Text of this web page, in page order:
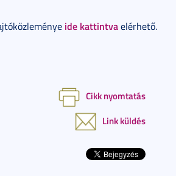
ide kattintvaelérhető.
Cikk nyomtatás
Link küldés